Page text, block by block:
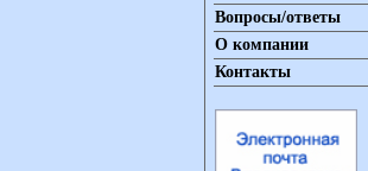
Вопросы/ответы
О компании
Контакты